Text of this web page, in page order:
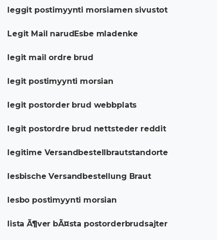
leggit postimyynti morsiamen sivustot
Legit Mail narudЕѕbe mladenke
legit mail ordre brud
legit postimyynti morsian
legit postorder brud webbplats
legit postordre brud nettsteder reddit
legitime Versandbestellbrautstandorte
lesbische Versandbestellung Braut
lesbo postimyynti morsian
lista Ã¶ver bÃ¤sta postorderbrudsajter